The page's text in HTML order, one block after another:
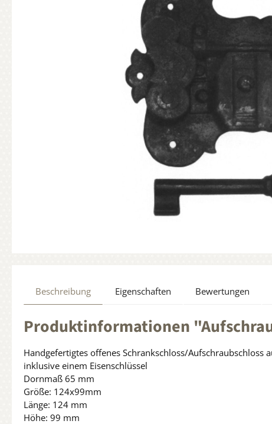
Beschreibung Eigenschaften Bewertungen
Produktinformationen
Handgefertigtes offenes Schrankschloss/Aufschraubschloss
inklusive einem Eisenschlüssel
Dornmaß 65 mm
Größe: 124x99mm
Länge: 124 mm
Höhe: 99 mm